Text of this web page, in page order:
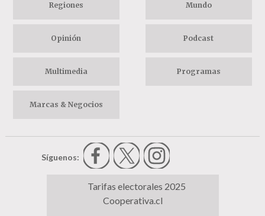
Regiones Mundo
Opinión Podcast
Multimedia Programas
Marcas & Negocios
Síguenos:
Tarifas electorales 2025
Cooperativa.cl